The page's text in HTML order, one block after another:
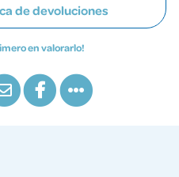
de devoluciones
en valorarlo!